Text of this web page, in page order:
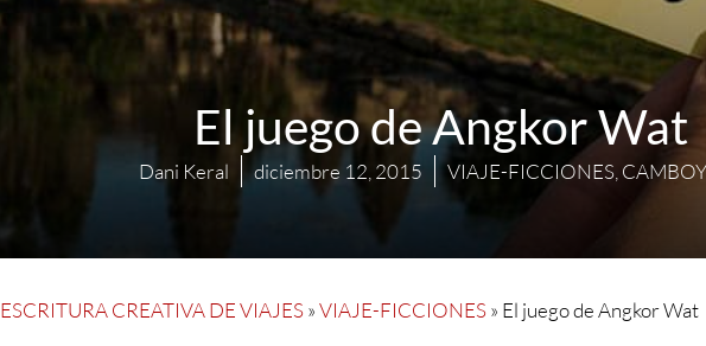
El juego de Angkor Wat
Dani Keral diciembre 12, 2015 VIAJE-FICCIONES,
ESCRITURA CREATIVA DE VIAJES»VIAJE-FICCIONES» El juego de Angkor Wat